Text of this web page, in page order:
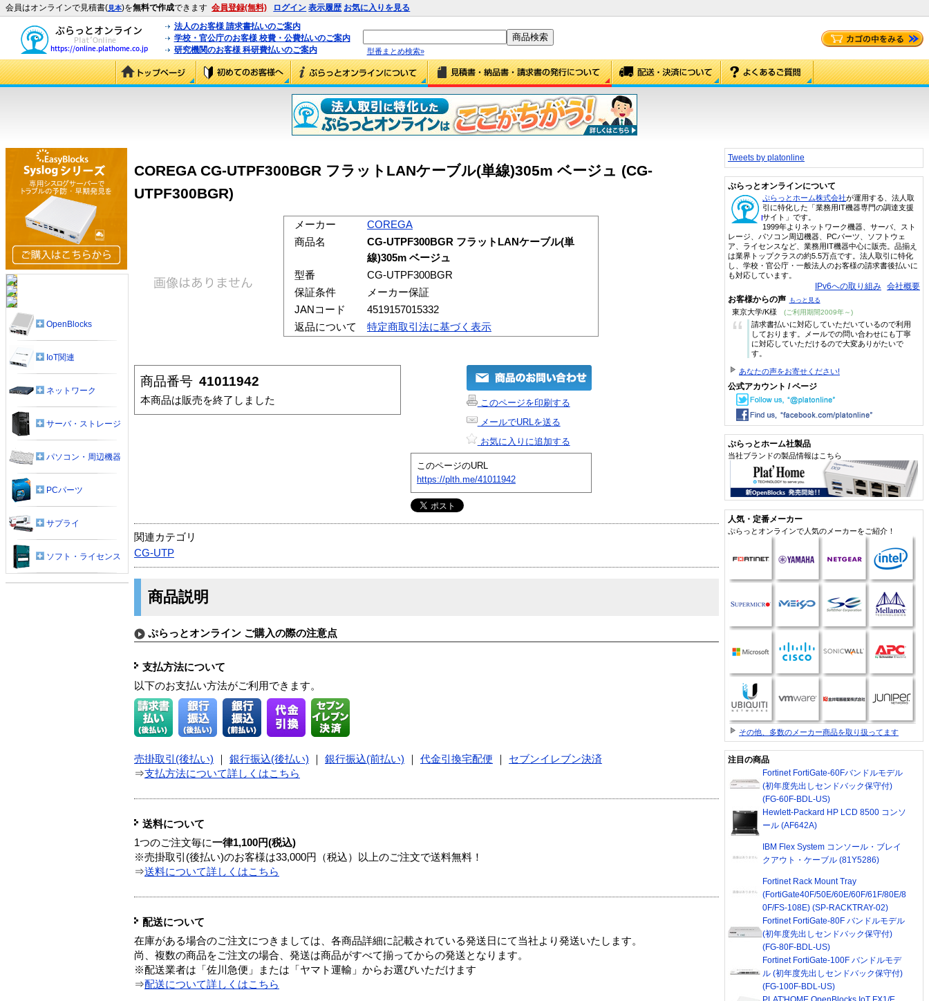
会員はオンラインで見積書(見本)を無料で作成できます 会員登録(無料) ログイン 表示履歴 お気に入りを見る
法人のお客様 請求書払いのご案内
学校・官公庁のお客様 校費・公費払いのご案内
研究機関のお客様 科研費払いのご案内
型番まとめ検索»
COREGA CG-UTPF300BGR フラットLANケーブル(単線)305m ベージュ (CG-
UTPF300BGR)
メーカー
COREGA
商品名
CG-UTPF300BGR フラットLANケーブル(単
線)305m ベージュ
型番
CG-UTPF300BGR
保証条件
メーカー保証
JANコード
4519157015332
返品について
特定商取引法に基づく表示
商品番号 41011942
本商品は販売を終了しました
このページを印刷する
メールでURLを送る
お気に入りに追加する
このページのURL
https://plth.me/41011942
関連カテゴリ
CG-UTP
商品説明
ぷらっとオンライン ご購入の際の注意点
支払方法について
以下のお支払い方法がご利用できます。
売掛取引(後払い) 銀行振込(後払い) 銀行振込(前払い) 代金引換宅配便
セブンイレブン決済
⇒支払方法について詳しくはこちら
送料について
1つのご注文毎に一律1,100円(税込)
※売掛取引(後払い)のお客様は33,000円（税込）以上のご注文で送料無料！
⇒送料について詳しくはこちら
配送について
在庫がある場合のご注文につきましては、各商品詳細に記載されている発送日にて当社より発送いたします。
尚、複数の商品をご注文の場合、発送は商品がすべて揃ってからの発送となります。
※配送業者は「佐川急便」または「ヤマト運輸」からお選びいただけます
⇒配送について詳しくはこちら
OpenBlocks
IoT関連
ネットワーク
サーバ・ストレージ
パソコン・周辺機器
PCパーツ
サプライ
ソフト・ライセンス
Tweets by platonline
ぷらっとオンラインについて
ぷらっとホーム株式会社が運用する、法人取
引に特化した「業務用IT機器専門の調達支援
サイト」です。
1999年よりネットワーク機器、サーバ、スト
レージ、パソコン周辺機器、PCパーツ、ソフトウェ
ア、ライセンスなど、業務用IT機器中心に販売。品揃え
は業界トップクラスの約5.5万点です。法人取引に特化
し、学校・官公庁・一般法人のお客様の請求書後払いに
も対応しています。
IPv6への取り組み 会社概要
お客様からの声 もっと見る
東京大学/K様 (ご利用期間2009年～)
“
請求書払いに対応していただいているので利用
しております。メールでの問い合わせにも丁寧
に対応していただけるので大変ありがたいで
す。
あなたの声をお寄せください!
公式アカウント / ページ
ぷらっとホーム社製品
当社ブランドの製品情報はこちら
人気・定番メーカー
ぷらっとオンラインで人気のメーカーをご紹介！
その他、多数のメーカー商品を取り扱ってます
注目の商品
Fortinet FortiGate-60Fバンドルモデル
(初年度先出しセンドバック保守付)
(FG-60F-BDL-US)
Hewlett-Packard HP LCD 8500 コンソ
ール (AF642A)
IBM Flex System コンソール・ブレイ
クアウト・ケーブル (81Y5286)
Fortinet Rack Mount Tray
(FortiGate40F/50E/60E/60F/61F/80E/8
0F/FS-108E) (SP-RACKTRAY-02)
Fortinet FortiGate-80F バンドルモデル
(初年度先出しセンドバック保守付)
(FG-80F-BDL-US)
Fortinet FortiGate-100F バンドルモデ
ル (初年度先出しセンドバック保守付)
(FG-100F-BDL-US)